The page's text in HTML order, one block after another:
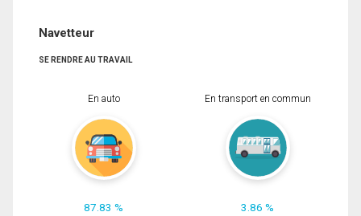
Navetteur
SE RENDRE AU TRAVAIL
En auto
87.83 %
En transport en commun
3.86 %